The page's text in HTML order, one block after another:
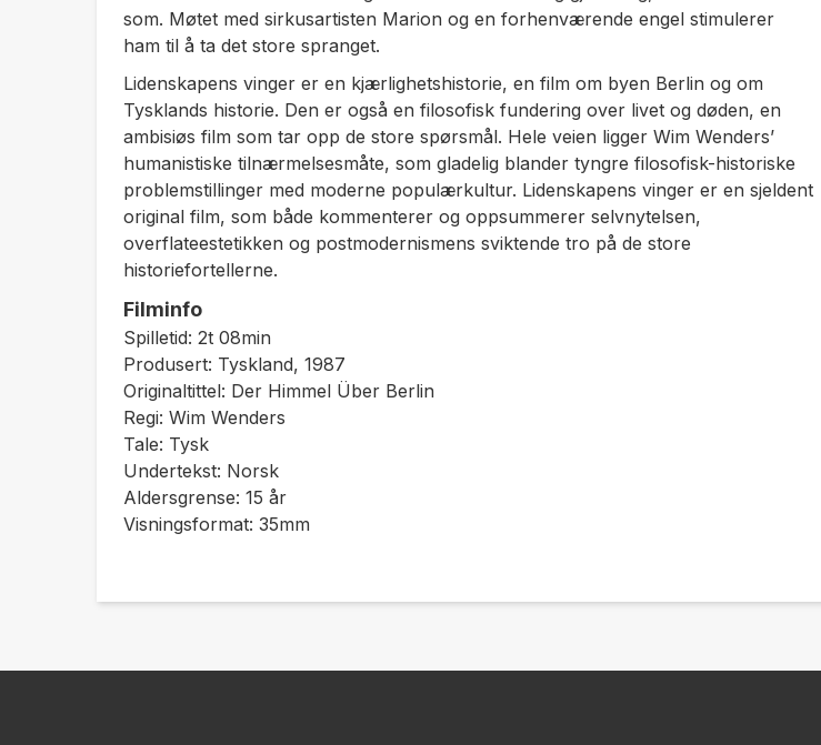
som. Møtet med sirkusartisten Marion og en forhenværende engel stimulerer
ham til å ta det store spranget.
Lidenskapens vinger er en kjærlighetshistorie, en film om byen Berlin og om
Tysklands historie. Den er også en filosofisk fundering over livet og døden, en
ambisiøs film som tar opp de store spørsmål. Hele veien ligger Wim Wenders’
humanistiske tilnærmelsesmåte, som gladelig blander tyngre filosofisk-historiske
problemstillinger med moderne populærkultur. Lidenskapens vinger er en sjeldent
original film, som både kommenterer og oppsummerer selvnytelsen,
overflateestetikken og postmodernismens sviktende tro på de store
historiefortellerne.
Filminfo
Spilletid: 2t 08min
Produsert: Tyskland, 1987
Originaltittel: Der Himmel Über Berlin
Regi: Wim Wenders
Tale: Tysk
Undertekst: Norsk
Aldersgrense: 15 år
Visningsformat: 35mm